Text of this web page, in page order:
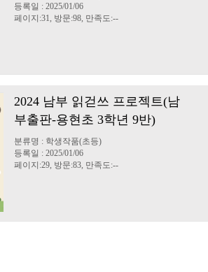
등록일 : 2025/01/06
페이지:31, 방문:98, 만족도:--
2024 남부 읽걷쓰 프로젝트(남
부출판-용현초 3학년 9반)
분류명 : 학생작품(초등)
등록일 : 2025/01/06
페이지:29, 방문:83, 만족도:--